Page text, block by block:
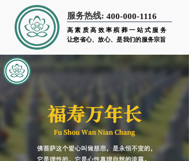
服务热线: 400-000-1116
高素质高效率殡葬一站式服务
让您省心、放心、是我们的服务宗旨